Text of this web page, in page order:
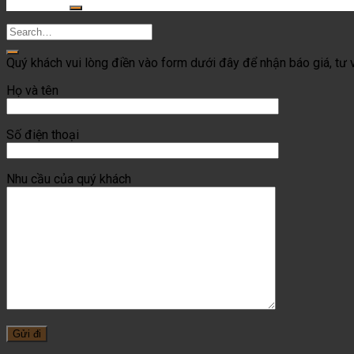
Quý khách vui lòng điền vào form dưới đây để nhận báo giá,
Họ và tên
Số điện thoại
Nhu cầu của quý khách